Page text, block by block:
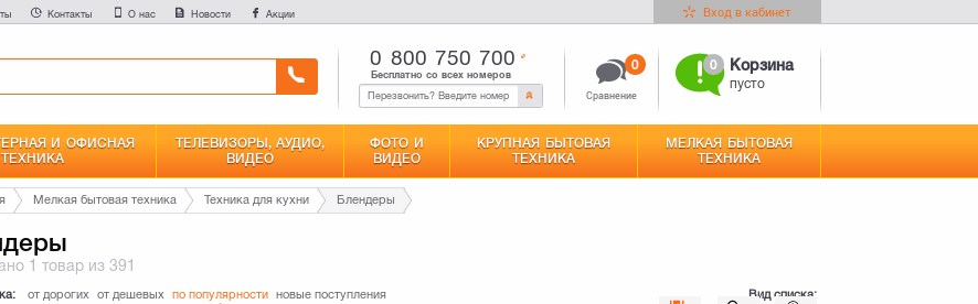
Контакты О нас Новости Акции Вход в кабинет
0 800 750 700
Бесплатно со всех номеров
Сравнение
0 0 Корзина
пусто
И ОФИСНАЯ
ТЕХНИКА
ТЕЛЕВИЗОРЫ, АУДИО,
ВИДЕО
ФОТО И
ВИДЕО
КРУПНАЯ БЫТОВАЯ
ТЕХНИКА
МЕЛКАЯ БЫТОВАЯ
ТЕХНИКА
Мелкая бытовая техника Техника для кухни Блендеры
1 товар из 391
от дорогих от дешевых по популярности новые поступления Вид списка: